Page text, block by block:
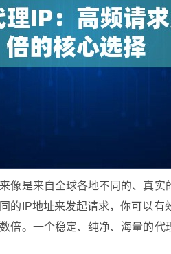
像是来自全球各地不同的、真实
的IP地址来发起请求，你可以有
倍。一个稳定、纯净、海量的代